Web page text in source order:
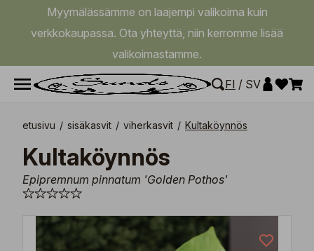
Myymälässämme on laajempi valikoima kuin
verkkokaupassa. Ota yhteyttä, niin kerromme lisää
valikoimastamme.
FI / SV
etusivu / sisäkasvit / viherkasvit / Kultaköynnös
Kultaköynnös
Epipremnum pinnatum 'Golden Pothos'